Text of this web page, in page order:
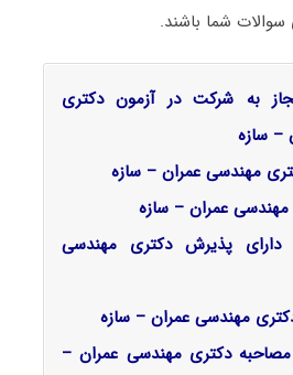
شما باشند.
به شرکت در آزمون دکتری
– سازه
مهندسی عمران – سازه
عمران – سازه
دارای پذیرش دکتری مهندسی
مهندسی عمران – سازه
مصاحبه دکتری مهندسی عمران –